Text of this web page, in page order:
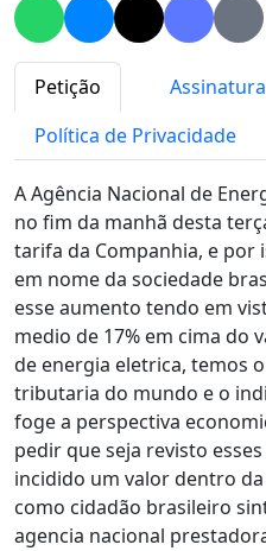
Petição
Política de Privacidade
A Agência Nacional de
no fim da manhã desta
tarifa da Companhia, e por
em nome da sociedade
esse aumento tendo em
medio de 17% em cima do
de energia eletrica, temos
tributaria do mundo e o
foge a perspectiva
pedir que seja revisto
incidido um valor dentro
como cidadão brasileiro
agencia nacional